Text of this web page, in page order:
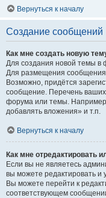
Вернуться к началу
Создание сообщений
Как мне создать новую
Для создания новой темы в
Для размещения сообщения
Возможно, придётся
сообщение. Перечень ваших
форума или темы.
добавлять вложения» и т.п.
Вернуться к началу
Как мне отредактировать
Если вы не являетесь
вы можете редактировать и
Вы можете перейти к
соответствующем